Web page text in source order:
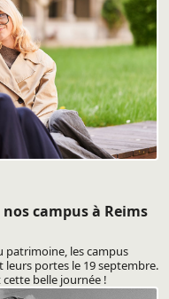
campus à Reims
patrimoine, les campus
portes le 19 septembre.
belle journée !